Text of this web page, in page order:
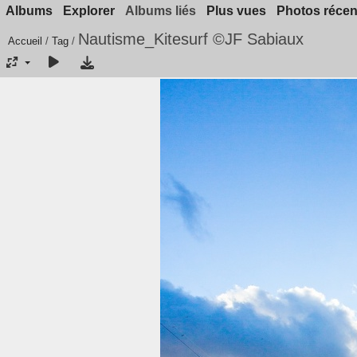
Albums Explorer Albums liés Plus vues Photos
Accueil / Tag / Nautisme_Kitesurf ©JF Sabiaux